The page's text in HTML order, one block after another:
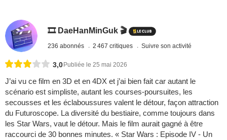
🎞️ DaeHanMinGuk 🎬
236 abonnés 2 467 critiques Suivre son activité
3,0 Publiée le 25 mai 2026
J’ai vu ce film en 3D et en 4DX et j’ai bien fait car autant le
scénario est simpliste, autant les courses-poursuites, les
secousses et les éclaboussures valent le détour, façon attraction
du Futuroscope. La diversité du bestiaire, comme toujours dans
les Star Wars, vaut le détour. Mais le film aurait gagné à être
raccourci de 30 bonnes minutes. « Star Wars : Episode IV - Un